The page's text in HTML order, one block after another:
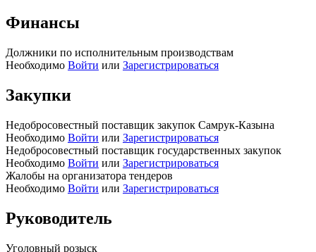
Финансы
Должники по исполнительным производствам
Необходимо Войти или Зарегистрироваться
Закупки
Недобросовестный поставщик закупок Самрук-Казына
Необходимо Войти или Зарегистрироваться
Недобросовестный поставщик государственных закупок
Необходимо Войти или Зарегистрироваться
Жалобы на организатора тендеров
Необходимо Войти или Зарегистрироваться
Руководитель
Уголовный розыск